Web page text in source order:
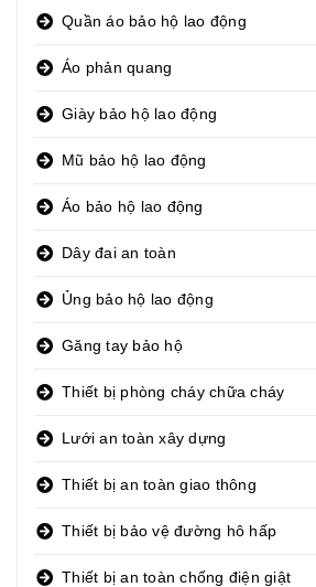
Quần áo bảo hộ lao động
Áo phản quang
Giày bảo hộ lao động
Mũ bảo hộ lao động
Áo bảo hộ lao động
Dây đai an toàn
Ủng bảo hộ lao động
Găng tay bảo hộ
Thiết bị phòng cháy chữa cháy
Lưới an toàn xây dựng
Thiết bị an toàn giao thông
Thiết bị bảo vệ đường hô hấp
Thiết bị an toàn chống điện giật